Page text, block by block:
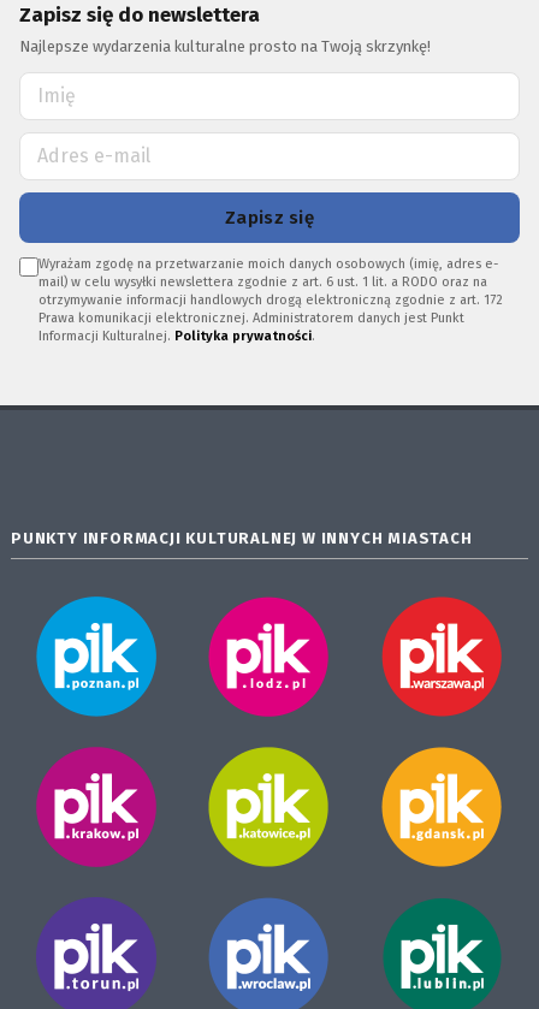
Zapisz się do newslettera
Najlepsze wydarzenia kulturalne prosto na Twoją skrzynkę!
Zapisz się
Wyrażam zgodę na przetwarzanie moich danych osobowych (imię, adres e-
mail) w celu wysyłki newslettera zgodnie z art. 6 ust. 1 lit. a RODO oraz na
otrzymywanie informacji handlowych drogą elektroniczną zgodnie z art. 172
Prawa komunikacji elektronicznej. Administratorem danych jest Punkt
Informacji Kulturalnej. Polityka prywatności.
PUNKTY INFORMACJI KULTURALNEJ W INNYCH MIASTACH